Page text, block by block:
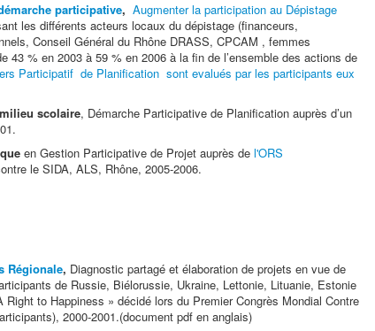
participative, Augmenter la participation au Dépistage
les différents acteurs locaux du dépistage (financeurs,
Conseil Général du Rhône DRASS, CPCAM , femmes
43 % en 2003 à 59 % en 2006 à la fin de l’ensemble des actions de
Participatif de Planification sont evalués par les participants eux
scolaire, Démarche Participative de Planification auprès d’un
en Gestion Participative de Projet auprès de l'ORS
le SIDA, ALS, Rhône, 2005-2006.
Régionale, Diagnostic partagé et élaboration de projets en vue de
de Russie, Biélorussie, Ukraine, Lettonie, Lituanie, Estonie
to Happiness » décidé lors du Premier Congrès Mondial Contre
2000-2001.(document pdf en anglais)